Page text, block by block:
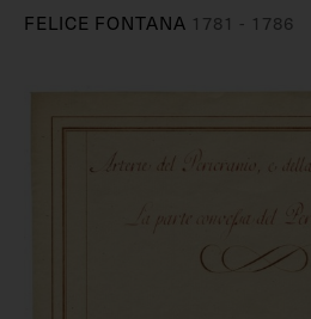
FELICE FONTANA 1781 - 1786